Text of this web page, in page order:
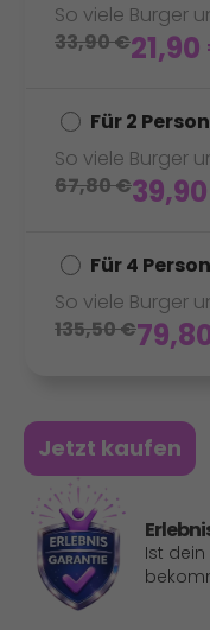
So viele Burger
33,90€21,90
Für 2
So viele Burger
67,80€39,90
Für 4
So viele Burger
135,50€
Jetzt kaufen
Ist